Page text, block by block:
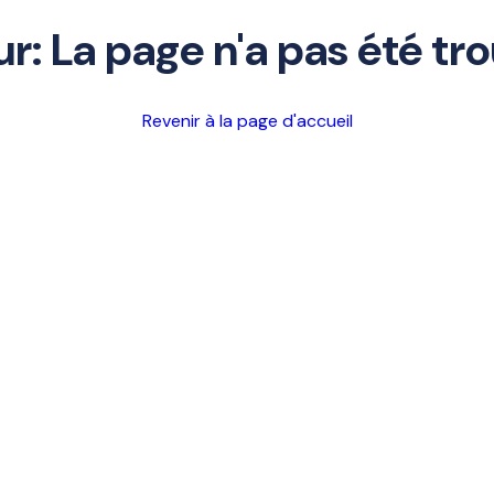
La page n'a pas été
Revenir à la page d'accueil